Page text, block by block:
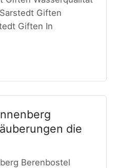
Giften
Giften In
die
Berenbostel